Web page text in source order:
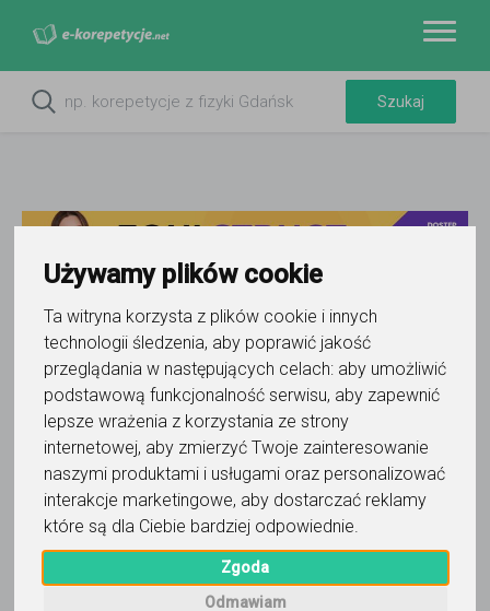
Używamy plików cookie
Ta witryna korzysta z plików cookie i innych
technologii śledzenia, aby poprawić jakość
przeglądania w następujących celach: aby umożliwić
podstawową funkcjonalność serwisu, aby zapewnić
lepsze wrażenia z korzystania ze strony
internetowej, aby zmierzyć Twoje zainteresowanie
naszymi produktami i usługami oraz personalizować
interakcje marketingowe, aby dostarczać reklamy
które są dla Ciebie bardziej odpowiednie.
Zgoda
Odmawiam
Do ulubionych
Oznacz wystąpienie kontaktu
Michał Kruk CleverSchool